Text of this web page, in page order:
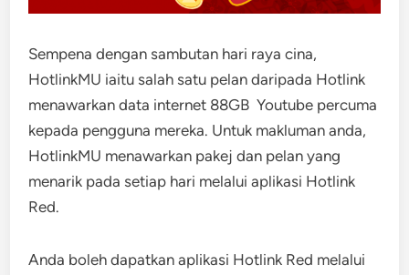
Sempena dengan sambutan hari raya cina,
HotlinkMU iaitu salah satu pelan daripada Hotlink
menawarkan data internet 88GB Youtube percuma
kepada pengguna mereka. Untuk makluman anda,
HotlinkMU menawarkan pakej dan pelan yang
menarik pada setiap hari melalui aplikasi Hotlink
Red.
Anda boleh dapatkan aplikasi Hotlink Red melalui